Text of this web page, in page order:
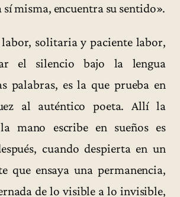
misma, encuentra su sentido».
labor, solitaria y paciente labor,
el silencio bajo la lengua
palabras, es la que prueba en
al auténtico poeta. Allí la
mano escribe en sueños es
cuando despierta en un
que ensaya una permanencia,
de lo visible a lo invisible,